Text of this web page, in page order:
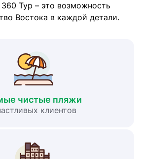
Тур – это возможность
Востока в каждой детали.
чистые пляжи
клиентов